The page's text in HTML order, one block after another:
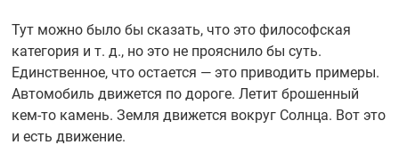
Тут можно было бы сказать, что это философская
категория и т. д., но это не прояснило бы суть.
Единственное, что остается — это приводить примеры.
Автомобиль движется по дороге. Летит брошенный
кем-то камень. Земля движется вокруг Солнца. Вот это
и есть движение.